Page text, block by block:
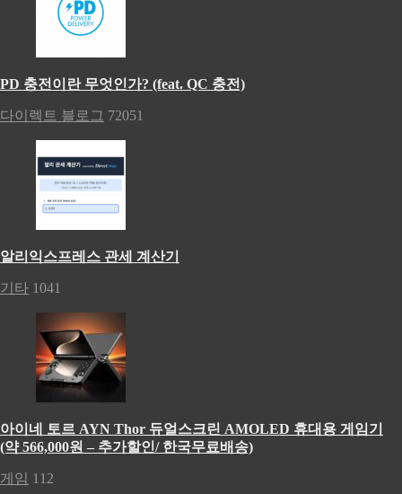
PD 충전이란 무엇인가? (feat. QC 충전)
다이렉트 블로그 72051
알리익스프레스 관세 계산기
기타 1041
아이네 토르 AYN Thor 듀얼스크린 AMOLED 휴대용 게임기
(약 566,000원 – 추가할인/ 한국무료배송)
게임 112